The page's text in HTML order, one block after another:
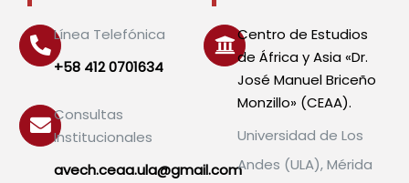
Línea Telefónica
+58 412 0701634
Consultas
Institucionales
avech.ceaa.ula@gmail.com
Centro de Estudios
de África y Asia «Dr.
José Manuel Briceño
Monzillo» (CEAA).
Universidad de Los
Andes (ULA), Mérida